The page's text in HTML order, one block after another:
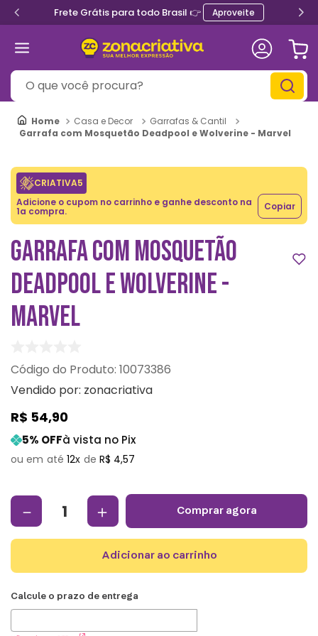
Frete Grátis para todo Brasil 👉 Aproveite
O que você procura?
Casa e Decor
Garrafas & Cantil
Garrafa com Mosquetão Deadpool e Wolverine - Marvel
CRIATIVA5
Adicione o cupom no carrinho e ganhe desconto na
1a compra. Copiar
GARRAFA COM MOSQUETÃO
DEADPOOL E WOLVERINE -
MARVEL
: 10073386
Vendido por: zonacriativa
R$ 54,90
5% OFFà vista no Pix
12 R$ 4,57
＋
－ comprar agora
adicionar ao carrinho